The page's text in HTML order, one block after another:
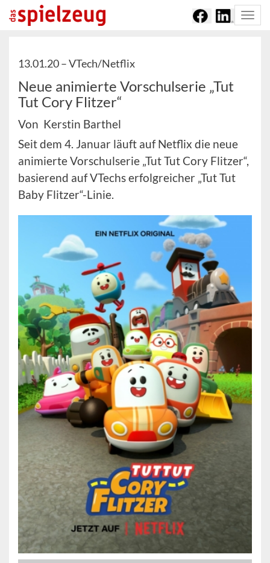
13.01.20 –VTech/Netflix
Neue animierte Vorschulserie „Tut
Tut Cory Flitzer“
Von Kerstin Barthel
Seit dem 4. Januar läuft auf Netflix die neue
animierte Vorschulserie „Tut Tut Cory Flitzer“,
basierend auf VTechs erfolgreicher „Tut Tut
Baby Flitzer“-Linie.